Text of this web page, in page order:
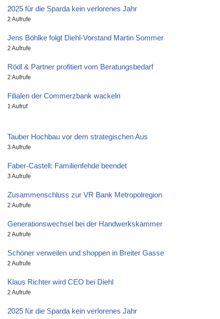
2025 für die Sparda kein verlorenes Jahr
2 Aufrufe
Jens Böhlke folgt Diehl-Vorstand Martin Sommer
2 Aufrufe
Rödl & Partner profitiert vom Beratungsbedarf
2 Aufrufe
Filialen der Commerzbank wackeln
1 Aufruf
Tauber Hochbau vor dem strategischen Aus
3 Aufrufe
Faber-Castell: Familienfehde beendet
3 Aufrufe
Zusammenschluss zur VR Bank Metropolregion
2 Aufrufe
Generationswechsel bei der Handwerkskammer
2 Aufrufe
Schöner verweilen und shoppen in Breiter Gasse
2 Aufrufe
Klaus Richter wird CEO bei Diehl
2 Aufrufe
2025 für die Sparda kein verlorenes Jahr